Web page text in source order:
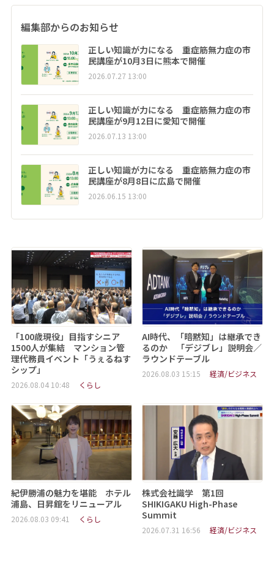
編集部からのお知らせ
正しい知識が力になる 重症筋無力症の市
民講座が10月3日に熊本で開催
2026.07.27 13:00
正しい知識が力になる 重症筋無力症の市
民講座が9月12日に愛知で開催
2026.07.13 13:00
正しい知識が力になる 重症筋無力症の市
民講座が8月8日に広島で開催
2026.06.15 13:00
「100歳現役」目指すシニア
1500人が集結 マンション管
理代務員イベント「うぇるねす
シップ」
2026.08.04 10:48 くらし
AI時代、「暗黙知」は継承でき
るのか 「デジブレ」説明会／
ラウンドテーブル
2026.08.03 15:15 経済/ビジネス
紀伊勝浦の魅力を堪能 ホテル
浦島、日昇館をリニューアル
2026.08.03 09:41 くらし
株式会社識学 第1回
SHIKIGAKU High-Phase
Summit
2026.07.31 16:56 経済/ビジネス